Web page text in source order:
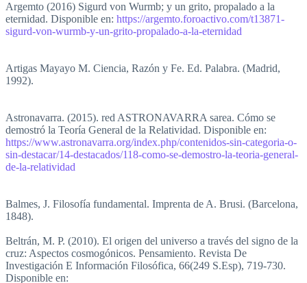
Argemto (2016) Sigurd von Wurmb; y un grito, propalado a la
eternidad. Disponible en: https://argemto.foroactivo.com/t13871-
sigurd-von-wurmb-y-un-grito-propalado-a-la-eternidad
Artigas Mayayo M. Ciencia, Razón y Fe. Ed. Palabra. (Madrid,
1992).
Astronavarra. (2015). red ASTRONAVARRA sarea. Cómo se
demostró la Teoría General de la Relatividad. Disponible en:
https://www.astronavarra.org/index.php/contenidos-sin-categoria-o-
sin-destacar/14-destacados/118-como-se-demostro-la-teoria-general-
de-la-relatividad
Balmes, J. Filosofía fundamental. Imprenta de A. Brusi. (Barcelona,
1848).
Beltrán, M. P. (2010). El origen del universo a través del signo de la
cruz: Aspectos cosmogónicos. Pensamiento. Revista De
Investigación E Información Filosófica, 66(249 S.Esp), 719-730.
Disponible en: